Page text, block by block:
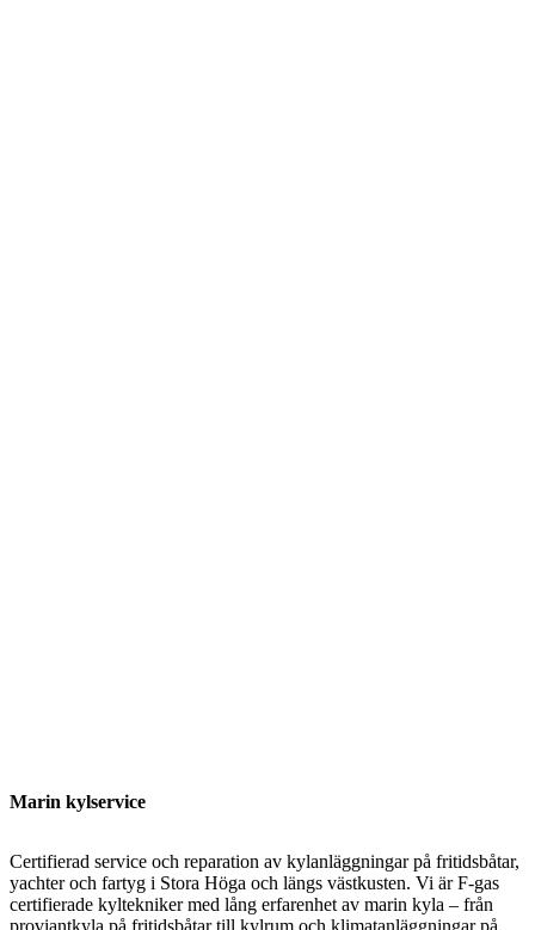
Marin kylservice
Certifierad service och reparation av kylanläggningar på fritidsbåtar,
yachter och fartyg i Stora Höga och längs västkusten. Vi är F-gas
certifierade kyltekniker med lång erfarenhet av marin kyla – från